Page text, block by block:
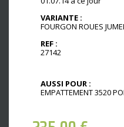
VARIANTE :
FOURGON ROUES
REF :
27142
AUSSI POUR :
EMPATTEMENT 3520